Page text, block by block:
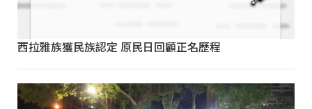
西拉雅族獲民族認定 原民日回顧正名歷程